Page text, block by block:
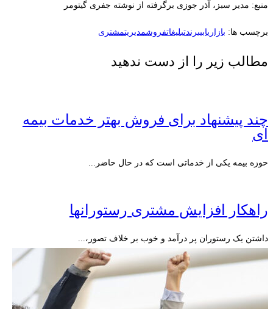
منبع: مدیر سبز، آذر جوزی برگرفته از نوشته جفری گیتومر
برچسب ها: بازاریابیبرندتبلیغاتفروشمدیریتمشتری
مطالب زیر را از دست ندهید
چند پیشنهاد برای فروش بهتر خدمات بیمه
ای
حوزه بیمه یکی از خدماتی است که در حال حاضر...
راهکار افزایش مشتری رستورانها‎
داشتن یک رستوران پر درآمد و خوب بر خلاف تصور،...